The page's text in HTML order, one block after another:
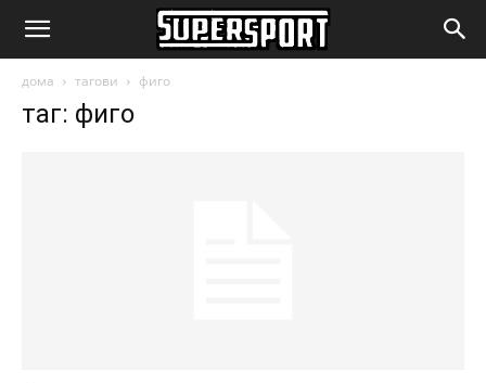
SuperSport.mk
дома тагови фиго
таг: фиго